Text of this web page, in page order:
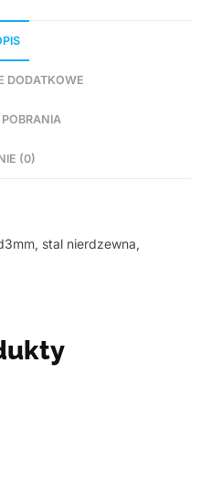
DODATKOWE
POBRANIA
(0)
stal nierdzewna,